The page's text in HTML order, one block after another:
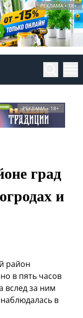
РЕКЛАМА • 18+
РЕКЛАМА • 18+
град
и
район
в пять часов
вслед за ним
в